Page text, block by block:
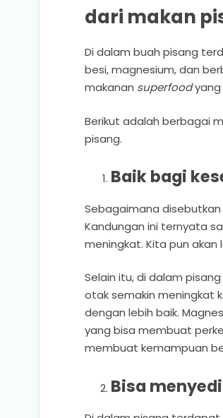
dari makan
Di dalam buah pisang
besi, magnesium, dan
makanan superfoodyang
Berikut adalah berbagai
pisang.
Baik bagi
Sebagaimana
Kandungan ini ternyata
meningkat. Kita pun akan
Selain itu, di dalam
otak semakin meningkat
dengan lebih baik.
yang bisa membuat
membuat kemampuan
Bisa